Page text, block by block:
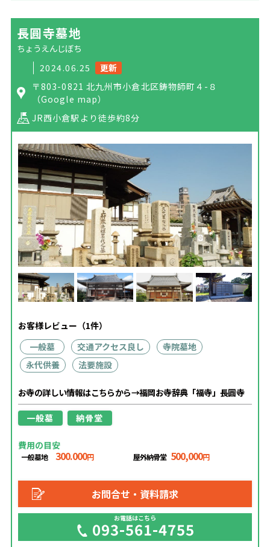
長圓寺墓地
ちょうえんじぼち
2024.06.25
更新
〒803-0821 北九州市小倉北区鋳物師町４-８
（Google map）
JR西小倉駅より徒歩約8分
お客様レビュー（1件）
一般墓
交通アクセス良し
寺院墓地
永代供養
法要施設
お寺の詳しい情報はこちらから→福岡お寺辞典「福寺」長圓寺
一般墓 納骨堂
費用の目安
一般墓地 300.000円 屋外納骨堂 500,000円
お問合せ・資料請求
お電話はこちら
093-561-4755